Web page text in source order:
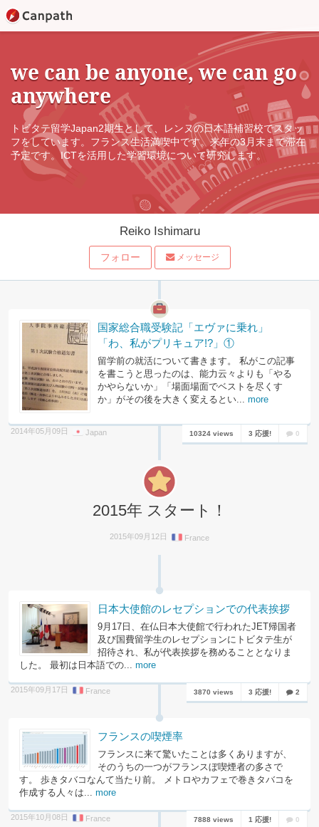
we can be anyone, we can go
anywhere
トビタテ留学Japan2期生として、レンヌの日本語補習校でスタッ
フをしています。フランス生活満喫中です。来年の3月末まで滞在
予定です。ICTを活用した学習環境について研究します。
Reiko Ishimaru
フォロー メッセージ
国家総合職受験記「エヴァに乗れ」
「わ、私がプリキュア!?」①
留学前の就活について書きます。 私がこの記事
を書こうと思ったのは、能力云々よりも「やる
かやらないか」「場面場面でベストを尽くす
か」がその後を大きく変えるとい... more
2014年05月09日 Japan 10324 views 3 応援! 0
2015年 スタート！
2015年09月12日 France
日本大使館のレセプションでの代表挨拶
9月17日、在仏日本大使館で行われたJET帰国者
及び国費留学生のレセプションにトビタテ生が
招待され、私が代表挨拶を務めることとなりま
した。 最初は日本語での... more
2015年09月17日 France 3870 views 3 応援! 2
フランスの喫煙率
フランスに来て驚いたことは多くありますが、
そのうちの一つがフランスぼ喫煙者の多さで
す。 歩きタバコなんて当たり前。 メトロやカフェで巻きタバコを
作成する人々は... more
2015年10月08日 France 7888 views 1 応援! 0